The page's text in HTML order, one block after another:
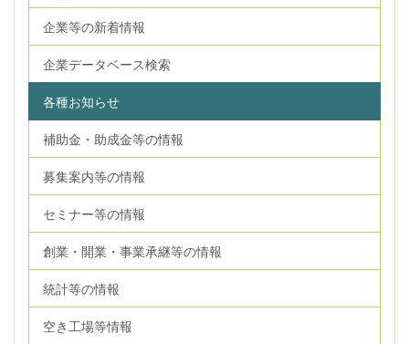
企業等の新着情報
企業データベース検索
各種お知らせ
補助金・助成金等の情報
募集案内等の情報
セミナー等の情報
創業・開業・事業承継等の情報
統計等の情報
空き工場等情報